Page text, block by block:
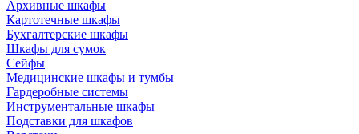
Архивные шкафы
Картотечные шкафы
Бухгалтерские шкафы
Шкафы для сумок
Сейфы
Медицинские шкафы и тумбы
Гардеробные системы
Инструментальные шкафы
Подставки для шкафов